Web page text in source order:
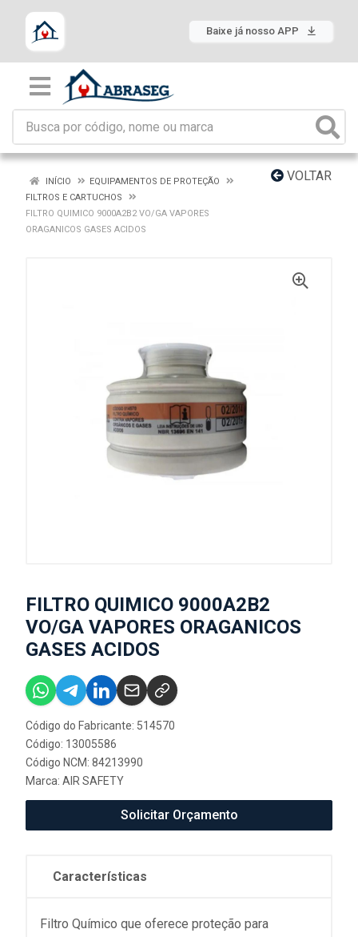
Baixe já nosso APP
VOLTAR
INÍCIO
EQUIPAMENTOS DE PROTEÇÃO
FILTROS E CARTUCHOS
FILTRO QUIMICO 9000A2B2 VO/GA VAPORES
ORAGANICOS GASES ACIDOS
FILTRO QUIMICO 9000A2B2
VO/GA VAPORES ORAGANICOS
GASES ACIDOS
Código do Fabricante: 514570
Código: 13005586
Código NCM: 84213990
Marca: AIR SAFETY
Solicitar Orçamento
Características
Filtro Químico que oferece proteção para